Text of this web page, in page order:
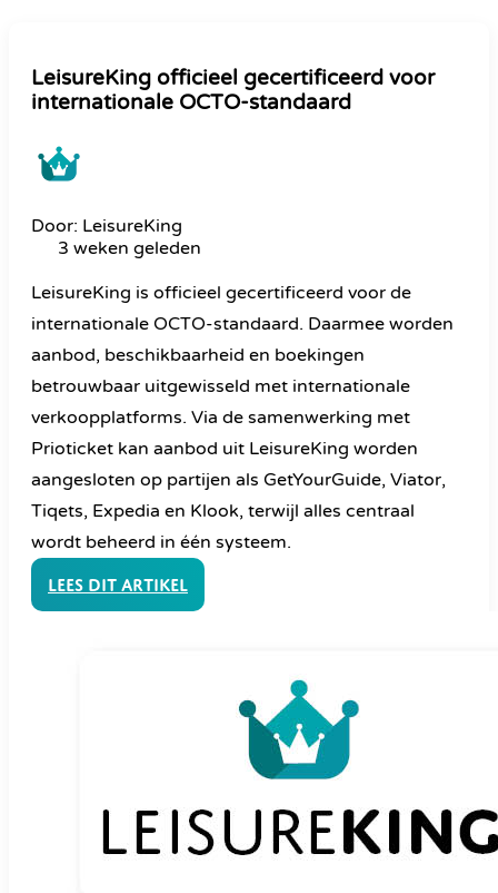
LeisureKing officieel gecertificeerd voor
internationale OCTO-standaard
Door: LeisureKing
3 weken geleden
LeisureKing is officieel gecertificeerd voor de
internationale OCTO-standaard. Daarmee worden
aanbod, beschikbaarheid en boekingen
betrouwbaar uitgewisseld met internationale
verkoopplatforms. Via de samenwerking met
Prioticket kan aanbod uit LeisureKing worden
aangesloten op partijen als GetYourGuide, Viator,
Tiqets, Expedia en Klook, terwijl alles centraal
wordt beheerd in één systeem.
Lees dit artikel